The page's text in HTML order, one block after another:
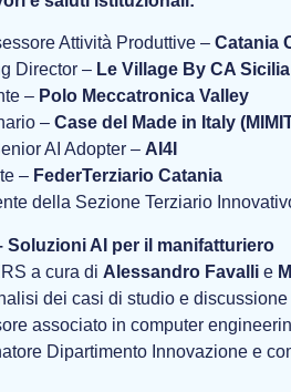
Attività Produttive – Catania
Director – Le Village By CA Sicilia
– Polo Meccatronica Valley
– Case del Made in Italy
AI Adopter – AI4I
– FederTerziario Catania
della Sezione Terziario
Soluzioni AI per il manifatturiero
a cura di Alessandro Favalli e
dei casi di studio e
associato in computer
Dipartimento Innovazione e